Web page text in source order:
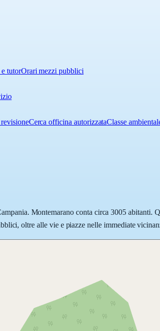
tutorOrari mezzi pubblici
Cerca officina autorizzataClasse
Montemarano conta circa 3005 abitanti.
oltre alle vie e piazze nelle immediate